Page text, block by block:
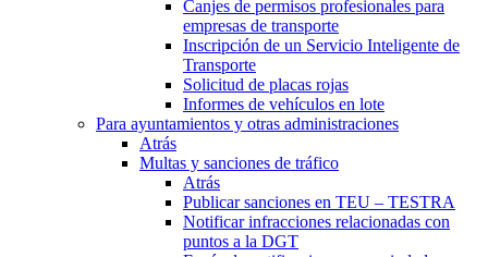
Canjes de permisos profesionales para
empresas de transporte
Inscripción de un Servicio Inteligente de
Transporte
Solicitud de placas rojas
Informes de vehículos en lote
Para ayuntamientos y otras administraciones
Atrás
Multas y sanciones de tráfico
Atrás
Publicar sanciones en TEU – TESTRA
Notificar infracciones relacionadas con
puntos a la DGT